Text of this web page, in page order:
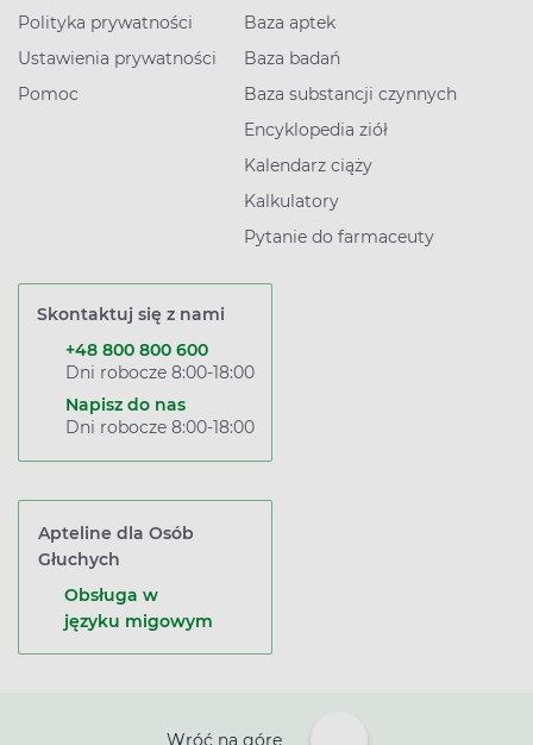
Polityka prywatności
Ustawienia prywatności
Pomoc
Baza aptek
Baza badań
Baza substancji czynnych
Encyklopedia ziół
Kalendarz ciąży
Kalkulatory
Pytanie do farmaceuty
Skontaktuj się z nami
+48 800 800 600
Dni robocze 8:00-18:00
Napisz do nas
Dni robocze 8:00-18:00
Apteline dla Osób
Głuchych
Obsługa w
języku migowym
Wróć na górę